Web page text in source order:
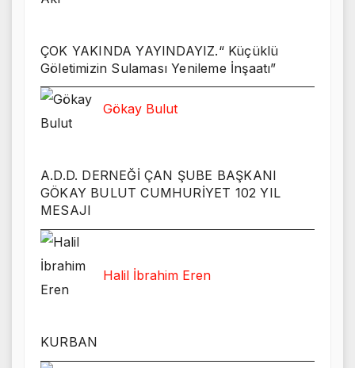
ÇOK YAKINDA YAYINDAYIZ.“ Küçüklü
Göletimizin Sulaması Yenileme İnşaatı”
Gökay Bulut
A.D.D. DERNEĞİ ÇAN ŞUBE BAŞKANI
GÖKAY BULUT CUMHURİYET 102 YIL
MESAJI
Halil İbrahim Eren
KURBAN